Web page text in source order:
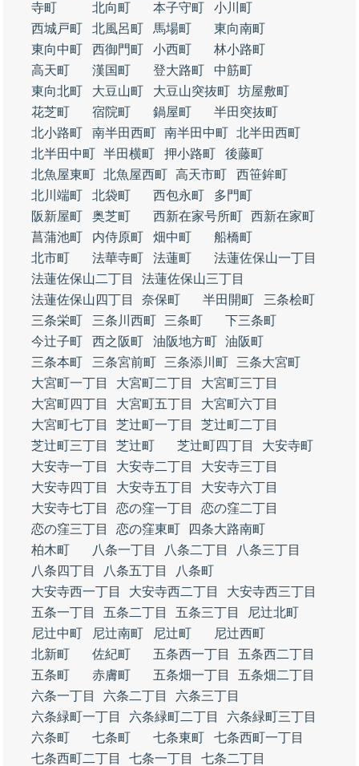
寺町
北向町 本子守町
小川町
西城戸町
北風呂町 馬場町
東向南町
東向中町
西御門町 小西町
林小路町
高天町
漢国町 登大路町
中筋町
東向北町
大豆山町 大豆山突抜町 坊屋敷町
花芝町
宿院町 鍋屋町
半田突抜町
北小路町
南半田西町 南半田中町 北半田西町
北半田中町 半田横町 押小路町
後藤町
北魚屋東町 北魚屋西町 高天市町
西笹鉾町
北川端町
北袋町 西包永町
多門町
阪新屋町
奥芝町 西新在家号所町 西新在家町
菖蒲池町
内侍原町 畑中町
船橋町
北市町
法華寺町 法蓮町
法蓮佐保山一丁目
法蓮佐保山二丁目
法蓮佐保山三丁目
法蓮佐保山四丁目
奈保町 半田開町
三条桧町
三条栄町
三条川西町 三条町
下三条町
今辻子町
西之阪町 油阪地方町 油阪町
三条本町
三条宮前町 三条添川町
三条大宮町
大宮町一丁目
大宮町二丁目
大宮町三丁目
大宮町四丁目
大宮町五丁目
大宮町六丁目
大宮町七丁目
芝辻町一丁目
芝辻町二丁目
芝辻町三丁目
芝辻町 芝辻町四丁目
大安寺町
大安寺一丁目
大安寺二丁目
大安寺三丁目
大安寺四丁目
大安寺五丁目
大安寺六丁目
大安寺七丁目
恋の窪一丁目
恋の窪二丁目
恋の窪三丁目
恋の窪東町
四条大路南町
柏木町
八条一丁目 八条二丁目
八条三丁目
八条四丁目
八条五丁目
八条町
大安寺西一丁目
大安寺西二丁目
大安寺西三丁目
五条一丁目
五条二丁目 五条三丁目
尼辻北町
尼辻中町
尼辻南町 尼辻町
尼辻西町
北新町
佐紀町 五条西一丁目
五条西二丁目
五条町
赤膚町 五条畑一丁目
五条畑二丁目
六条一丁目
六条二丁目
六条三丁目
六条緑町一丁目
六条緑町二丁目
六条緑町三丁目
六条町
七条町 七条東町
七条西町一丁目
七条西町二丁目
七条一丁目
七条二丁目